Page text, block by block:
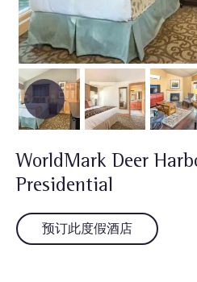
WorldMark Deer
Presidential
预订此度假酒店